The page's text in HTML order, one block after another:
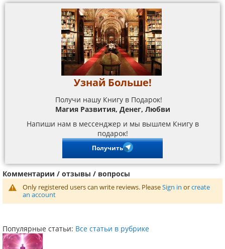
Узнай Больше!
Получи нашу Книгу в Подарок!
Магия Развития, Денег, Любви
Напиши нам в мессенджер и мы вышлем Книгу в
подарок!
Получить
Комментарии / отзывы / вопросы
Only registered users can write reviews. PleaseSign in orcreate
an account
Популярные статьи: Все статьи в рубрике